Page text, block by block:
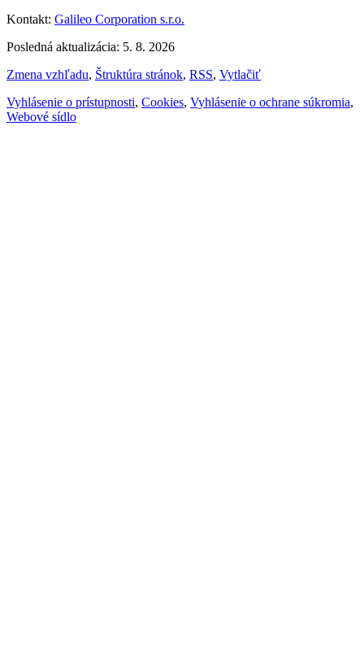
Kontakt: Galileo Corporation s.r.o.
Posledná aktualizácia: 5. 8. 2026
Zmena vzhľadu, Štruktúra stránok, RSS, Vytlačiť
Vyhlásenie o prístupnosti, Cookies, Vyhlásenie o ochrane súkromia,
Webové sídlo